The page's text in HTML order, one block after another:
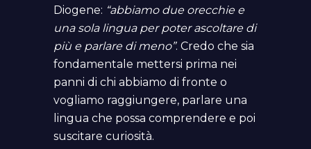
Diogene: “abbiamo due orecchie e
una sola lingua per poter ascoltare di
più e parlare di meno”. Credo che sia
fondamentale mettersi prima nei
panni di chi abbiamo di fronte o
vogliamo raggiungere, parlare una
lingua che possa comprendere e poi
suscitare curiosità.